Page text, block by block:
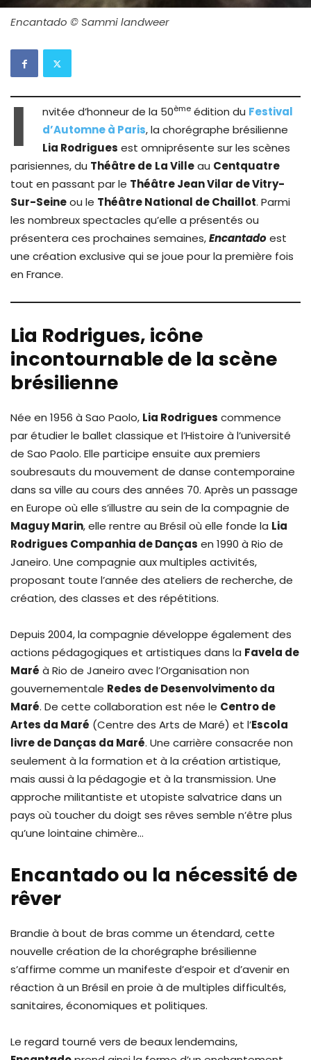
Encantado © Sammi landweer
I nvitée d’honneur de la 50ème édition du Festival
d’Automne à Paris, la chorégraphe brésilienne
Lia Rodrigues est omniprésente sur les scènes
parisiennes, du Théâtre de La Villeau Centquatre
tout en passant par le Théâtre Jean Vilar de Vitry-
Sur-Seineou le Théâtre National de Chaillot. Parmi
les nombreux spectacles qu’elle a présentés ou
présentera ces prochaines semaines,Encantadoest
une création exclusive qui se joue pour la première fois
en France.
Lia Rodrigues, icône
incontournable de la scène
brésilienne
Née en 1956 à Sao Paolo, Lia Rodrigues commence
par étudier le ballet classique et l’Histoire à l’université
de Sao Paolo. Elle participe ensuite aux premiers
soubresauts du mouvement de danse contemporaine
dans sa ville au cours des années 70. Après un passage
en Europe où elle s’illustre au sein de la compagnie de
Maguy Marin, elle rentre au Brésil où elle fonde la Lia
Rodrigues Companhia de Danças en 1990 à Rio de
Janeiro. Une compagnie aux multiples activités,
proposant toute l’année des ateliers de recherche, de
création, des classes et des répétitions.
Depuis 2004, la compagnie développe également des
actions pédagogiques et artistiques dans la Favela de
Maré à Rio de Janeiro avec l’Organisation non
gouvernementale Redes de Desenvolvimento da
Maré. De cette collaboration est née le Centro de
Artes da Maré (Centre des Arts de Maré) et l’Escola
livre de Danças da Maré. Une carrière consacrée non
seulement à la formation et à la création artistique,
mais aussi à la pédagogie et à la transmission. Une
approche militantiste et utopiste salvatrice dans un
pays où toucher du doigt ses rêves semble n’être plus
qu’une lointaine chimère…
Encantado ou la nécessité de
rêver
Brandie à bout de bras comme un étendard, cette
nouvelle création de la chorégraphe brésilienne
s’affirme comme un manifeste d’espoir et d’avenir en
réaction à un Brésil en proie à de multiples difficultés,
sanitaires, économiques et politiques.
Le regard tourné vers de beaux lendemains,